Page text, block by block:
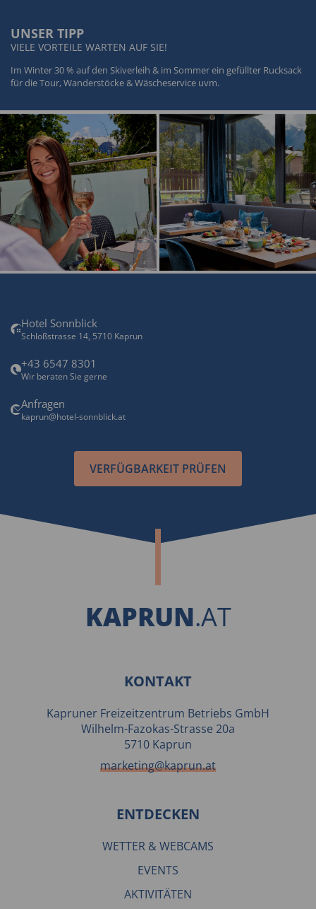
UNSER TIPP
VIELE VORTEILE WARTEN AUF SIE!
Im Winter 30 % auf den Skiverleih & im Sommer ein gefüllter Rucksack
für die Tour, Wanderstöcke & Wäscheservice uvm.
Hotel Sonnblick
Schloßstrasse 14, 5710 Kaprun
+43 6547 8301
Wir beraten Sie gerne
Anfragen
kaprun@hotel-sonnblick.at
VERFÜGBARKEIT PRÜFEN
KAPRUN.AT
KONTAKT
Kapruner Freizeitzentrum Betriebs GmbH
Wilhelm-Fazokas-Strasse 20a
5710 Kaprun
marketing@kaprun.at
ENTDECKEN
WETTER & WEBCAMS
EVENTS
AKTIVITÄTEN